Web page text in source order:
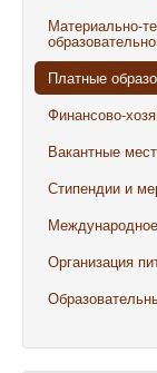
Материально-
Платные
Финансово-
Вакантные
Стипендии и
Организация